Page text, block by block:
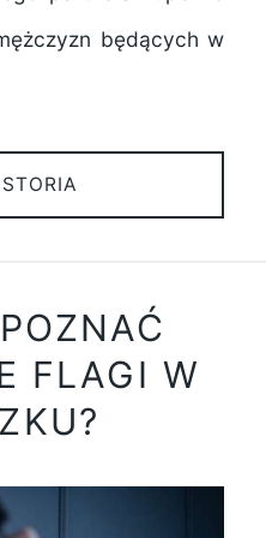
będących w
FLAGI W